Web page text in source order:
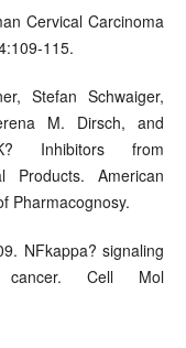
Cervical Carcinoma
115.
Stefan Schwaiger,
M. Dirsch, and
Inhibitors from
Products. American
Pharmacognosy.
NFkappa? signaling
cancer. Cell Mol